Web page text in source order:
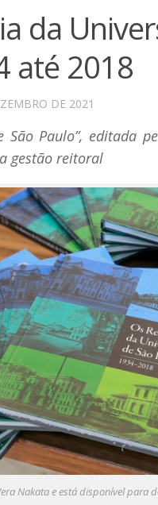
da
até 2018
DE 2021
São Paulo”, editada
gestão reitoral
Nakata e está disponível para